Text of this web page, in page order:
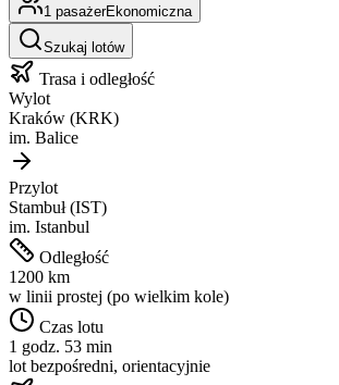
1 pasażerEkonomiczna
Szukaj lotów
Trasa i odległość
Wylot
Kraków (KRK)
im. Balice
Przylot
Stambuł (IST)
im. Istanbul
Odległość
1200 km
w linii prostej (po wielkim kole)
Czas lotu
1 godz. 53 min
lot bezpośredni, orientacyjnie